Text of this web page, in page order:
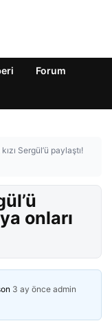
Forum
Sergül’ü paylaştı!
onları
3 ay önce admin